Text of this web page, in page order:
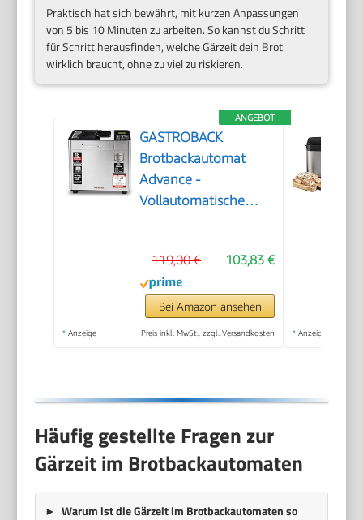
Praktisch hat sich bewährt, mit kurzen Anpassungen
von 5 bis 10 Minuten zu arbeiten. So kannst du Schritt
für Schritt herausfinden, welche Gärzeit dein Brot
wirklich braucht, ohne zu viel zu riskieren.
ANGEBOT
GASTROBACK
Brotbackautomat
Advance -
Vollautomatische
Joghurtmaschine,
Timer-Funktion,
Zutatenfach,
Sichtfenster,
103,83 €
119,00 €
Bei Amazon ansehen
* Anzeige Preis inkl. MwSt., zzgl. Versandkosten * Anzeige
Häufig gestellte Fragen zur
Gärzeit im Brotbackautomaten
Warum ist die Gärzeit im Brotbackautomaten so